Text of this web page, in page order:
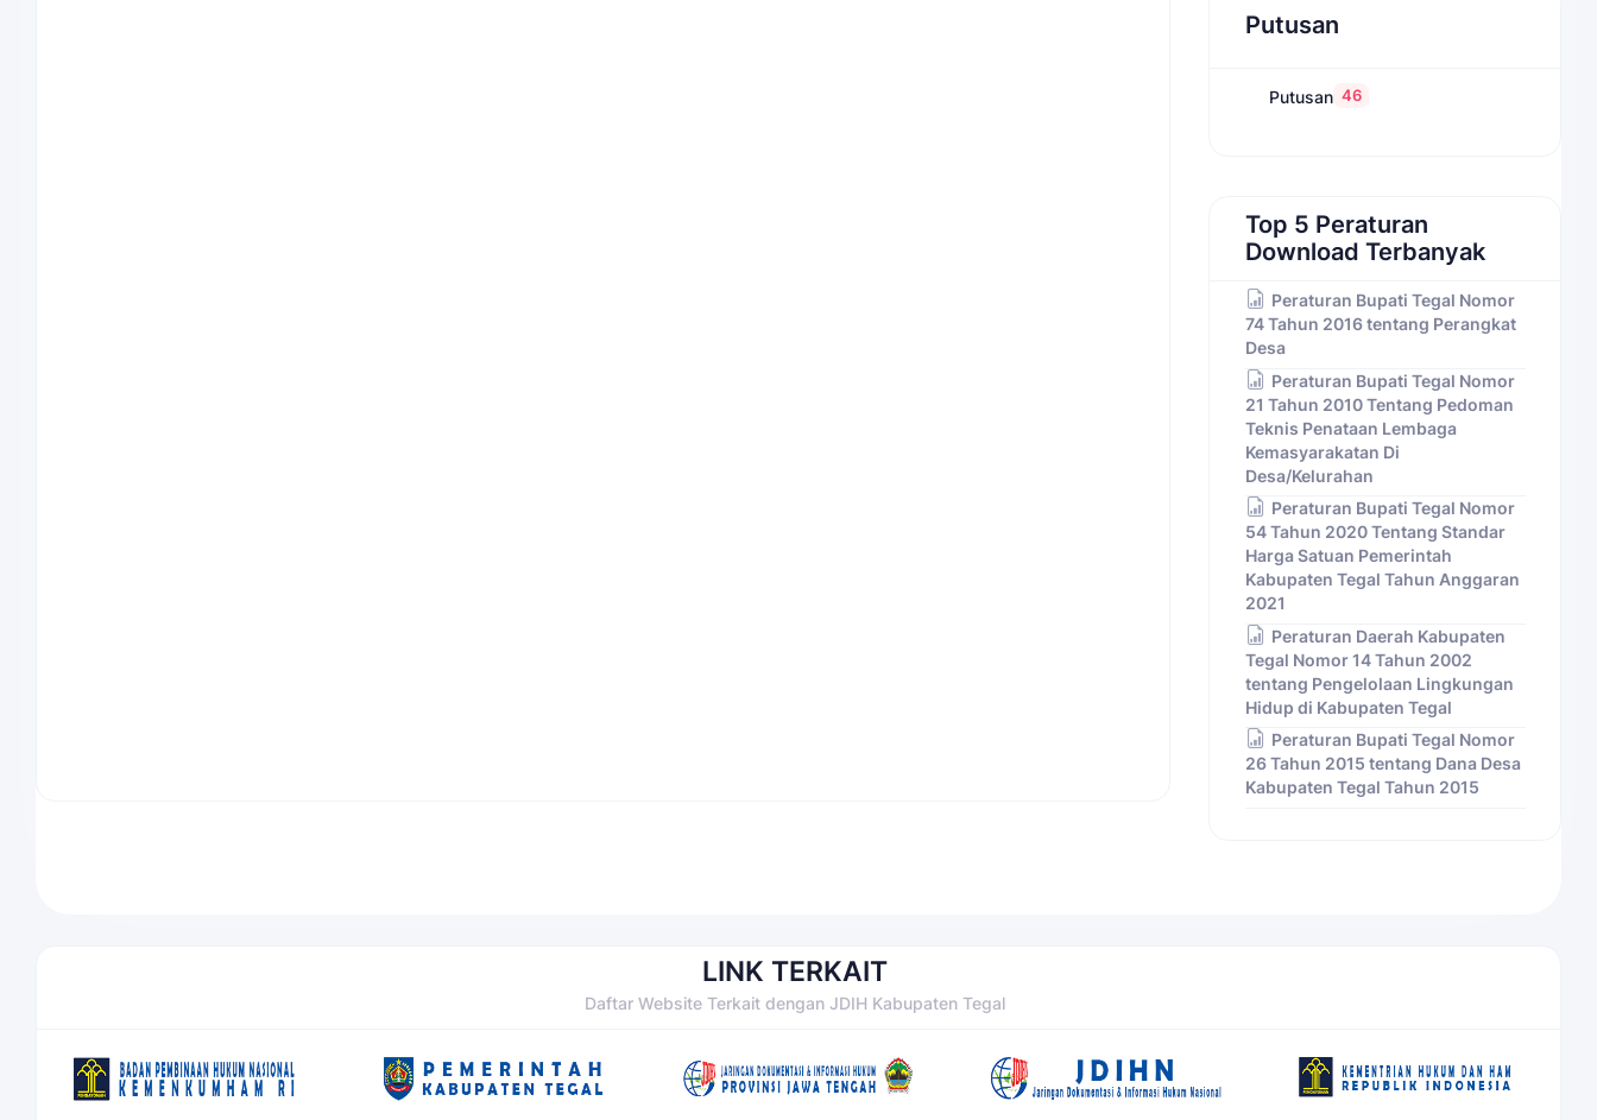
Putusan
Putusan 46
Top 5 Peraturan
Download Terbanyak
Peraturan Bupati Tegal Nomor
74 Tahun 2016 tentang Perangkat
Desa
Peraturan Bupati Tegal Nomor
21 Tahun 2010 Tentang Pedoman
Teknis Penataan Lembaga
Kemasyarakatan Di
Desa/Kelurahan
Peraturan Bupati Tegal Nomor
54 Tahun 2020 Tentang Standar
Harga Satuan Pemerintah
Kabupaten Tegal Tahun Anggaran
2021
Peraturan Daerah Kabupaten
Tegal Nomor 14 Tahun 2002
tentang Pengelolaan Lingkungan
Hidup di Kabupaten Tegal
Peraturan Bupati Tegal Nomor
26 Tahun 2015 tentang Dana Desa
Kabupaten Tegal Tahun 2015
LINK TERKAIT
Daftar Website Terkait dengan JDIH Kabupaten Tegal